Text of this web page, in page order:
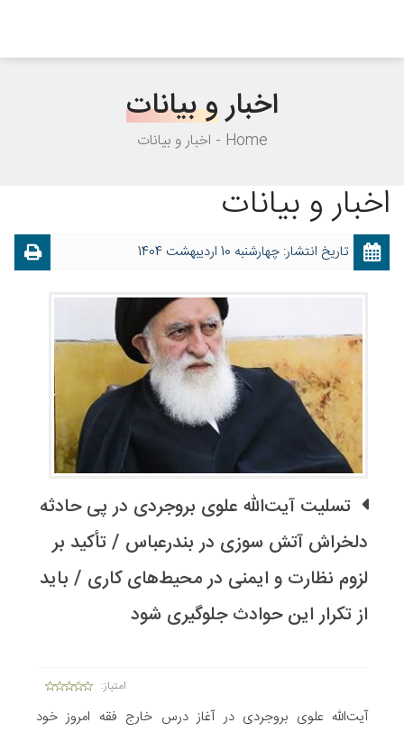
اخبارو بیانات
Home اخبار و بیانات
اخبار و بیانات
تاریخ انتشار: چهارشنبه 10 اردیبهشت 1404
تسلیت آیت‌الله علوی بروجردی در پی حادثه
دلخراش آتش سوزی در بندرعباس / تأکید بر
لزوم نظارت و ایمنی در محیط‌های کاری / باید
از تکرار این حوادث جلوگیری شود
امتیاز:
آیت‌الله علوی بروجردی در آغاز درس خارج فقه امروز خود